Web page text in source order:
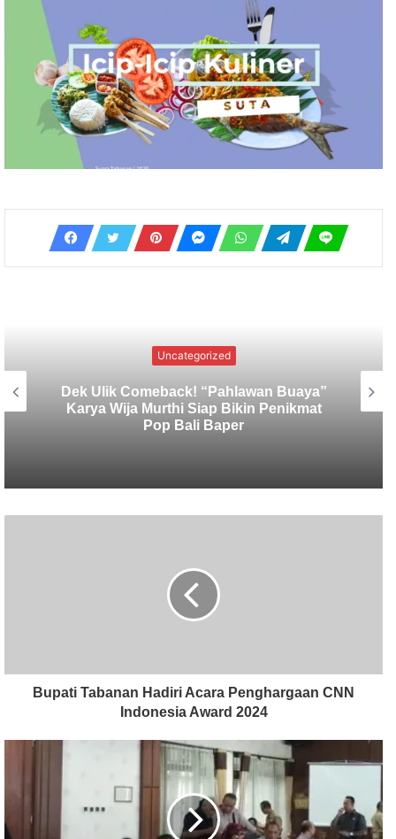
Uncategorized
Dana Karya Ngenteg Linggih Belum
Cukup, Desa Adat Banjar Bengkel Siap
Gelar Lomba Mancing Lagi
Bupati Tabanan Hadiri Acara Penghargaan CNN
Indonesia Award 2024